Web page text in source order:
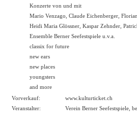
Konzerte von und mit
Mario Venzago, Claude Eichenberger,
Heidi Maria Glössner, Kaspar Zehnder,
Ensemble Berner Seefestspiele u.v.a.
classix for future
new ears
new places
youngsters
and more
Vorverkauf:
www.kulturticket.ch
Veranstalter:
Verein Berner Seefestspiele,